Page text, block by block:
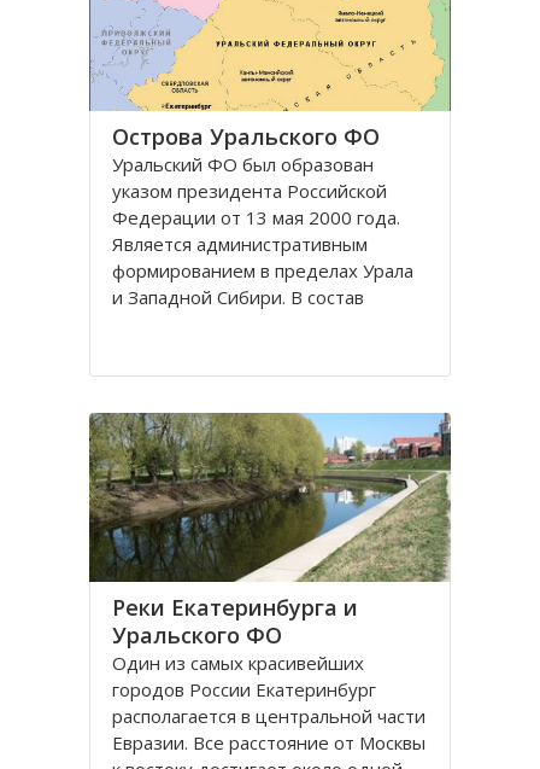
Острова Уральского ФО
Уральский ФО был образован
указом президента Российской
Федерации от 13 мая 2000 года.
Является административным
формированием в пределах Урала
и Западной Сибири. В состав
из них имеет выход к Северному
Ненецкий
Реки Екатеринбурга и
Уральского ФО
Один из самых красивейших
городов России Екатеринбург
располагается в центральной части
Евразии. Все расстояние от Москвы